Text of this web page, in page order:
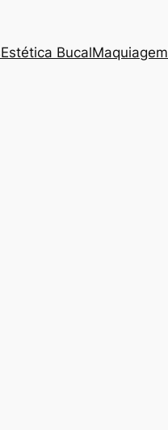
Estética BucalMaquiagem